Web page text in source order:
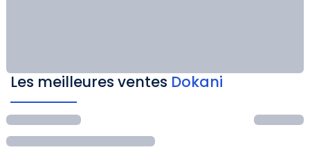
Les meilleures ventes Dokani